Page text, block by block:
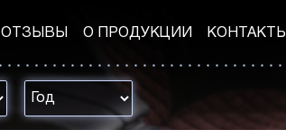
ОТЗЫВЫ О ПРОДУКЦИИ КОНТАКТЫ